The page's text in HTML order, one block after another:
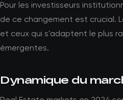
Pour les investisseurs
de ce changement est crucial.
et ceux qui s'adaptent le plus
émergentes.
Dynamique du